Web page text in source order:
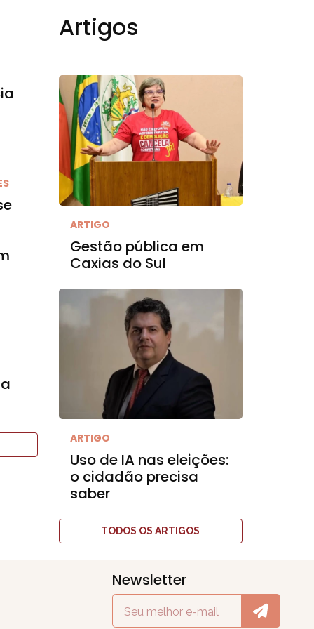
Artigos
ARTIGO
Gestão pública em
Caxias do Sul
ARTIGO
Uso de IA nas eleições:
o cidadão precisa
saber
TODOS OS ARTIGOS
Newsletter